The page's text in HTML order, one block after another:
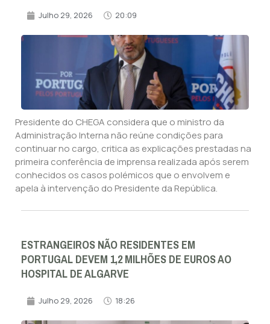
Julho 29, 2026 20:09
Presidente do CHEGA considera que o ministro da
Administração Interna não reúne condições para
continuar no cargo, critica as explicações prestadas na
primeira conferência de imprensa realizada após serem
conhecidos os casos polémicos que o envolvem e
apela à intervenção do Presidente da República.
ESTRANGEIROS NÃO RESIDENTES EM
PORTUGAL DEVEM 1,2 MILHÕES DE EUROS AO
HOSPITAL DE ALGARVE
Julho 29, 2026 18:26